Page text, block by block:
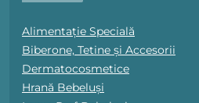
Alimentație Specială
Biberone, Tetine și Accesorii
Dermatocosmetice
Hrană Bebeluși